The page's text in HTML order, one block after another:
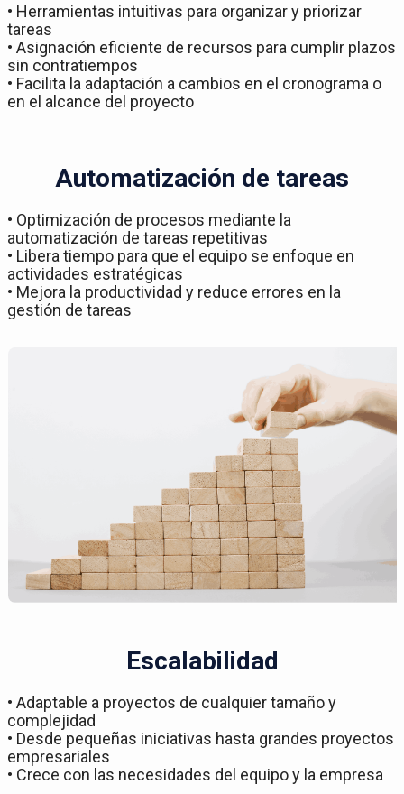
• Herramientas intuitivas para organizar y priorizar
tareas
• Asignación eficiente de recursos para cumplir plazos
sin contratiempos
• Facilita la adaptación a cambios en el cronograma o
en el alcance del proyecto
Automatización de tareas
• Optimización de procesos mediante la
automatización de tareas repetitivas
• Libera tiempo para que el equipo se enfoque en
actividades estratégicas
• Mejora la productividad y reduce errores en la
gestión de tareas
Escalabilidad
• Adaptable a proyectos de cualquier tamaño y
complejidad
• Desde pequeñas iniciativas hasta grandes proyectos
empresariales
• Crece con las necesidades del equipo y la empresa